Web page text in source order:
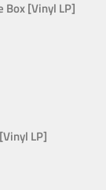
Box [Vinyl LP]
LP]